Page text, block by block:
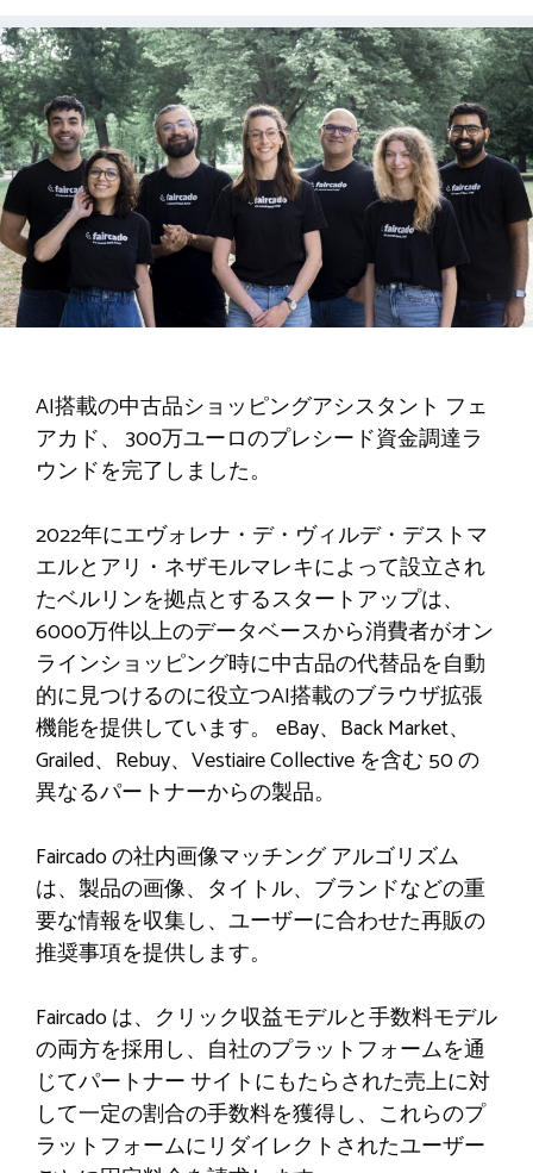
AI搭載の中古品ショッピングアシスタント フェ
アカド、 300万ユーロのプレシード資金調達ラ
ウンドを完了しました。
2022年にエヴォレナ・デ・ヴィルデ・デストマ
エルとアリ・ネザモルマレキによって設立され
たベルリンを拠点とするスタートアップは、
6000万件以上のデータベースから消費者がオン
ラインショッピング時に中古品の代替品を自動
的に見つけるのに役立つAI搭載のブラウザ拡張
機能を提供しています。 eBay、Back Market、
Grailed、Rebuy、Vestiaire Collective を含む 50 の
異なるパートナーからの製品。
Faircado の社内画像マッチング アルゴリズム
は、製品の画像、タイトル、ブランドなどの重
要な情報を収集し、ユーザーに合わせた再販の
推奨事項を提供します。
Faircado は、クリック収益モデルと手数料モデル
の両方を採用し、自社のプラットフォームを通
じてパートナー サイトにもたらされた売上に対
して一定の割合の手数料を獲得し、これらのプ
ラットフォームにリダイレクトされたユーザー